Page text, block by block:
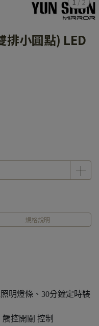
排小圓點) LED
規格說明
明燈條、30分鐘定時裝
觸控開關 控制